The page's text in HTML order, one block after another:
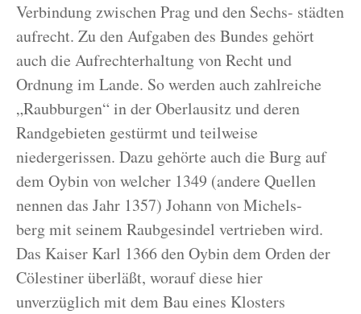
Verbindung zwischen Prag und den Sechs- städten
aufrecht. Zu den Aufgaben des Bundes gehört
auch die Aufrechterhaltung von Recht und
Ordnung im Lande. So werden auch zahlreiche
„Raubburgen“ in der Oberlausitz und deren
Randgebieten gestürmt und teilweise
niedergerissen. Dazu gehörte auch die Burg auf
dem Oybin von welcher 1349 (andere Quellen
nennen das Jahr 1357) Johann von Michels-
berg mit seinem Raubgesindel vertrieben wird.
Das Kaiser Karl 1366 den Oybin dem Orden der
Cölestiner überläßt, worauf diese hier
unverzüglich mit dem Bau eines Klosters